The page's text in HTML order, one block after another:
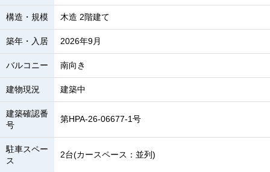
構造・規模 木造 2階建て
築年・入居 2026年9月
バルコニー 南向き
建物現況 建築中
建築確認番
号
第HPA-26-06677-1号
駐車スペー
ス
2台(カースペース：並列)